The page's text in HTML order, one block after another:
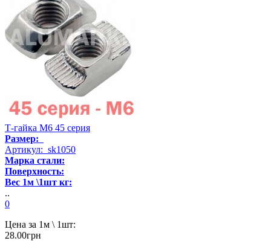
Т-гайка М6 45 серия
Размер:
Артикул: sk1050
Марка стали:
Поверхность:
Вес 1м \1шт кг:
..
0
Цена за 1м \ 1шт:
28.00грн